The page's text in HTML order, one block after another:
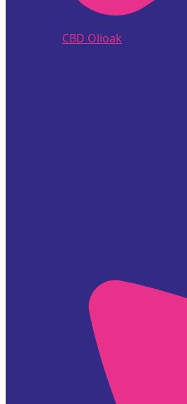
CBD Olioak